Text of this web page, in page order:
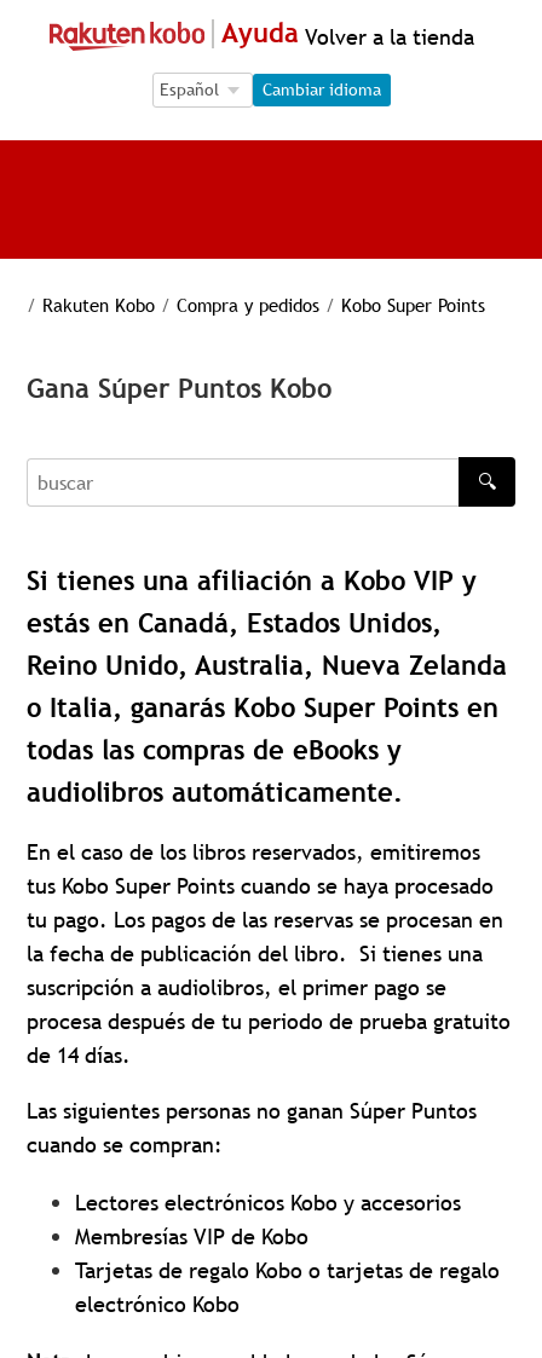
Ayuda Volver a la tienda
Language Selection
Language Selection
Cambiar idioma
/ Rakuten Kobo / Compra y pedidos / Kobo Super Points
Gana Súper Puntos Kobo
buscar
🔍
Si tienes una afiliación a Kobo VIP y
estás en Canadá, Estados Unidos,
Reino Unido, Australia, Nueva Zelanda
o Italia, ganarás Kobo Super Points en
todas las compras de eBooks y
audiolibros automáticamente.
En el caso de los libros reservados, emitiremos
tus Kobo Super Points cuando se haya procesado
tu pago. Los pagos de las reservas se procesan en
la fecha de publicación del libro. Si tienes una
suscripción a audiolibros, el primer pago se
procesa después de tu periodo de prueba gratuito
de 14 días.
Las siguientes personas no ganan Súper Puntos
cuando se compran:
Lectores electrónicos Kobo y accesorios
Membresías VIP de Kobo
Tarjetas de regalo Kobo o tarjetas de regalo
electrónico Kobo